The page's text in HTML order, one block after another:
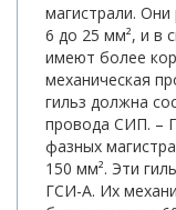
магистрали. Они
6 до 25 мм², и в
имеют более
механическая
гильз должна
провода СИП. –
фазных
150 мм². Эти
ГСИ-А. Их